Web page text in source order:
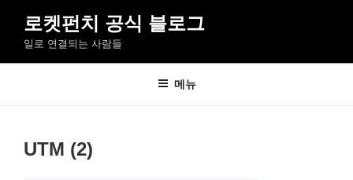
로
로켓펀치 공식 블로그
일로 연결되는 사람들
메뉴
UTM (2)